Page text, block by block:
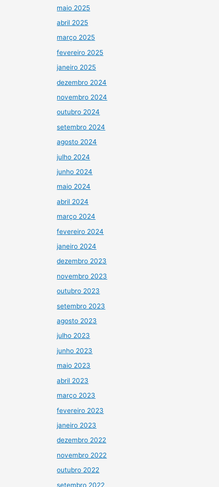
maio 2025
abril 2025
março 2025
fevereiro 2025
janeiro 2025
dezembro 2024
novembro 2024
outubro 2024
setembro 2024
agosto 2024
julho 2024
junho 2024
maio 2024
abril 2024
março 2024
fevereiro 2024
janeiro 2024
dezembro 2023
novembro 2023
outubro 2023
setembro 2023
agosto 2023
julho 2023
junho 2023
maio 2023
abril 2023
março 2023
fevereiro 2023
janeiro 2023
dezembro 2022
novembro 2022
outubro 2022
setembro 2022